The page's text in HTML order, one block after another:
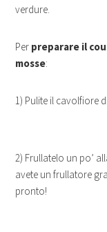
verdure.
Per preparare il
mosse:
1) Pulite il cavolfiore
2) Frullatelo un po’
avete un frullatore
pronto!